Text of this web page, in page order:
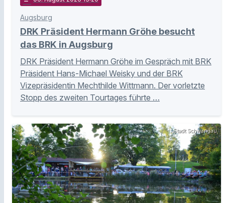
Augsburg
DRK Präsident Hermann Gröhe besucht
das BRK in Augsburg
DRK Präsident Hermann Gröhe im Gespräch mit BRK
Präsident Hans-Michael Weisky und der BRK
Vizepräsidentin Mechthilde Wittmann. Der vorletzte
Stopp des zweiten Tourtages führte …
Stadt Schwangau